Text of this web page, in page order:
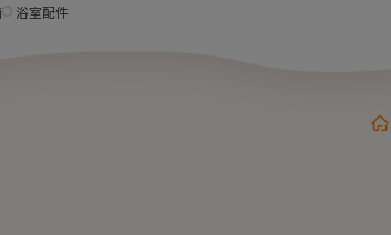
浴室配件